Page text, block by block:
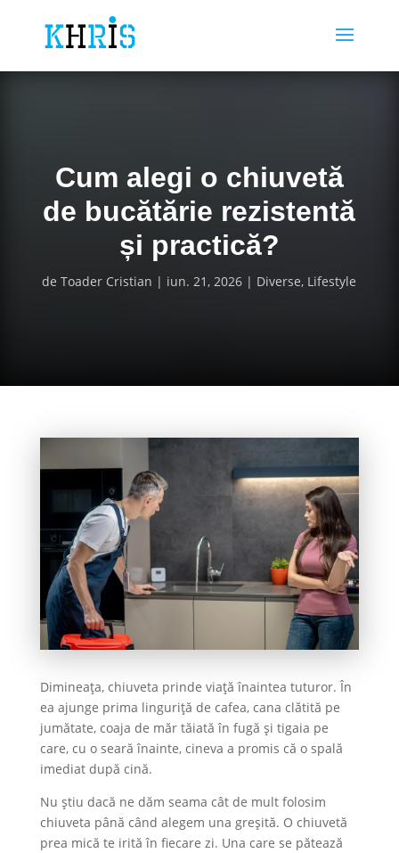
Cum alegi o chiuvetă
de bucătărie rezistentă
și practică?
deToader Cristian iun. 21, 2026 Diverse, Lifestyle
Dimineața, chiuveta prinde viață înaintea tuturor. În
ea ajunge prima linguriță de cafea, cana clătită pe
jumătate, coaja de măr tăiată în fugă și tigaia pe
care, cu o seară înainte, cineva a promis că o spală
imediat după cină.
Nu știu dacă ne dăm seama cât de mult folosim
chiuveta până când alegem una greșită. O chiuvetă
prea mică te irită în fiecare zi. Una care se pătează